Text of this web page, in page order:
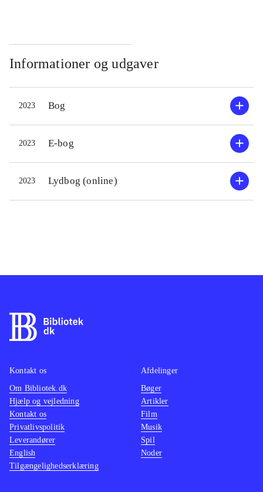
Informationer og udgaver
2023 Bog
2023 E-bog
2023 Lydbog (online)
Kontakt os
Om Bibliotek.dk
Hjælp og vejledning
Kontakt os
Privatlivspolitik
Leverandører
English
Tilgængelighedserklæring
Afdelinger
Bøger
Artikler
Film
Musik
Spil
Noder